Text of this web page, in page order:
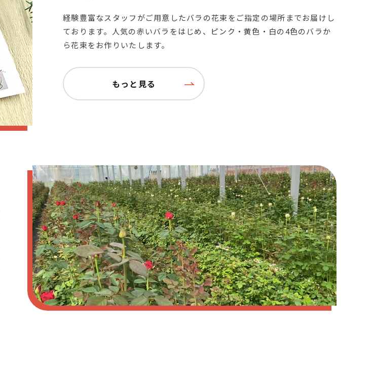
経験豊富なスタッフがご用意したバラの花束をご指定の場所までお届けし
ております。人気の赤いバラをはじめ、ピンク・黄色・白の4色のバラか
ら花束をお作りいたします。
もっと見る